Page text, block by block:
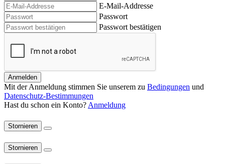
E-Mail-Addresse
Passwort
Passwort bestätigen
Anmelden
Mit der Anmeldung stimmen Sie unserem zu Bedingungen und
Datenschutz-Bestimmungen
Hast du schon ein Konto? Anmeldung
Stornieren
Stornieren